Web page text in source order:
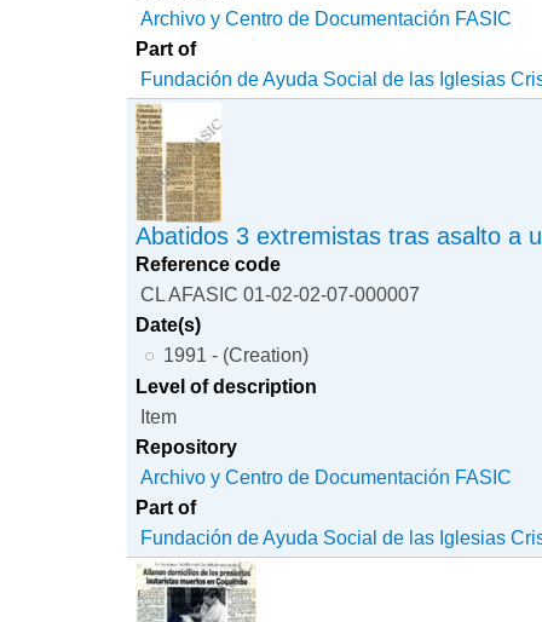
Archivo y Centro de Documentación FASIC
Part of
Fundación de Ayuda Social de las Iglesias
Abatidos 3 extremistas tras asalto a
Reference code
CL AFASIC 01-02-02-07-000007
Date(s)
1991 - (Creation)
Level of description
Item
Repository
Archivo y Centro de Documentación FASIC
Part of
Fundación de Ayuda Social de las Iglesias